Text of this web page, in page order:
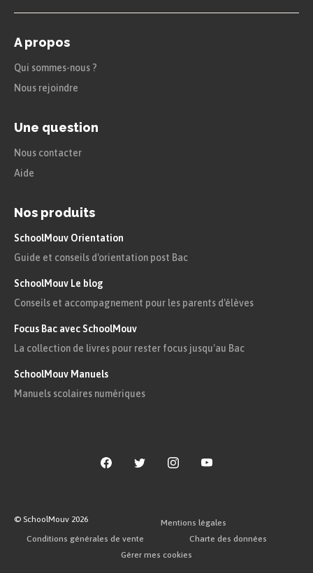
A propos
Qui sommes-nous ?
Nous rejoindre
Une question
Nous contacter
Aide
Nos produits
SchoolMouv Orientation
Guide et conseils d'orientation post Bac
SchoolMouv Le blog
Conseils et accompagnement pour les parents d'élèves
Focus Bac avec SchoolMouv
La collection de livres pour rester focus jusqu'au Bac
SchoolMouv Manuels
Manuels scolaires numériques
© SchoolMouv 2026
Mentions légales
Conditions générales de vente
Charte des données
Gérer mes cookies